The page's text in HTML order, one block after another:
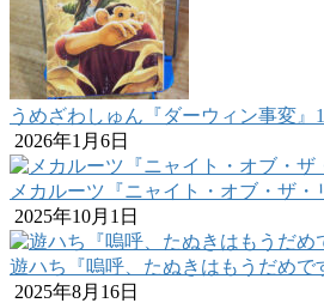
うめざわしゅん『ダーウィン事変』
2026年1月6日
メカルーツ『ニャイト・オブ・ザ
2025年10月1日
遊ハち『嗚呼、たぬきはもうだめで
2025年8月16日